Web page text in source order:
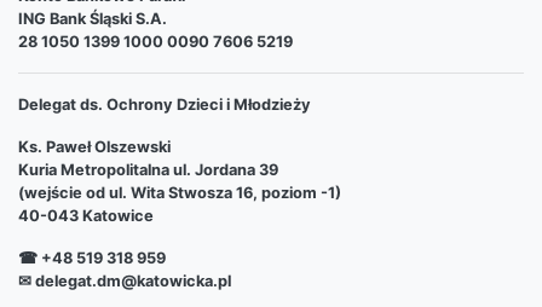
ING Bank Śląski S.A.
28 1050 1399 1000 0090 7606 5219
Delegat ds. Ochrony Dzieci i Młodzieży
Ks. Paweł Olszewski
Kuria Metropolitalna ul. Jordana 39
(wejście od ul. Wita Stwosza 16, poziom -1)
40-043 Katowice
☎ +48 519 318 959
✉ delegat.dm@katowicka.pl